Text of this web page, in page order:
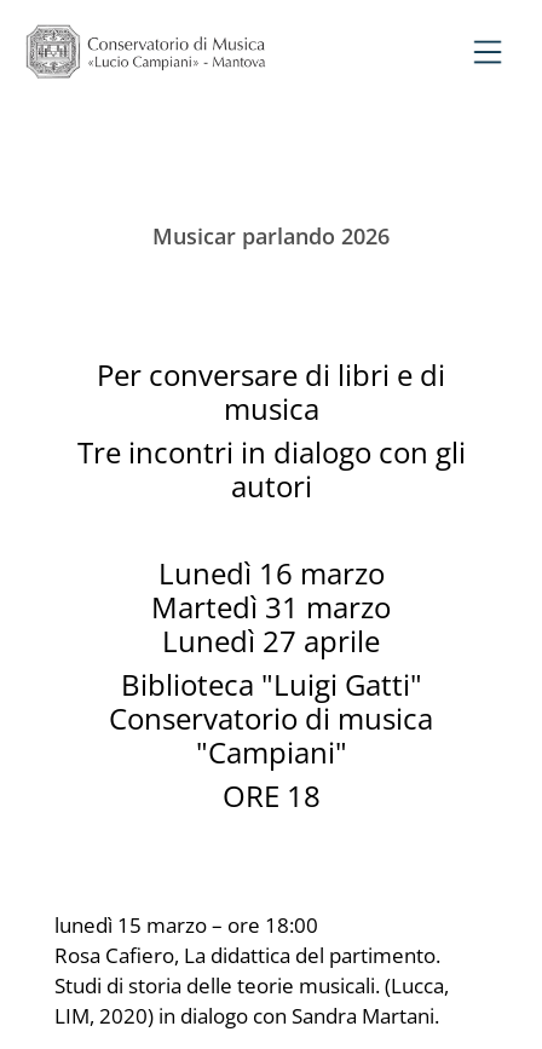
Musicar parlando 2026
Per conversare di libri e di
musica
Tre incontri in dialogo con gli
autori
Lunedì 16 marzo
Martedì 31 marzo
Lunedì 27 aprile
Biblioteca "Luigi Gatti"
Conservatorio di musica
"Campiani"
ORE 18
lunedì 15 marzo – ore 18:00
Rosa Cafiero, La didattica del partimento.
Studi di storia delle teorie musicali. (Lucca,
LIM, 2020) in dialogo con Sandra Martani.